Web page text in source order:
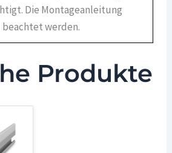
Die Montageanleitung
beachtet werden.
Produkte